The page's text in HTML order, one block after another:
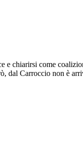
e chiarirsi come
dal Carroccio non è